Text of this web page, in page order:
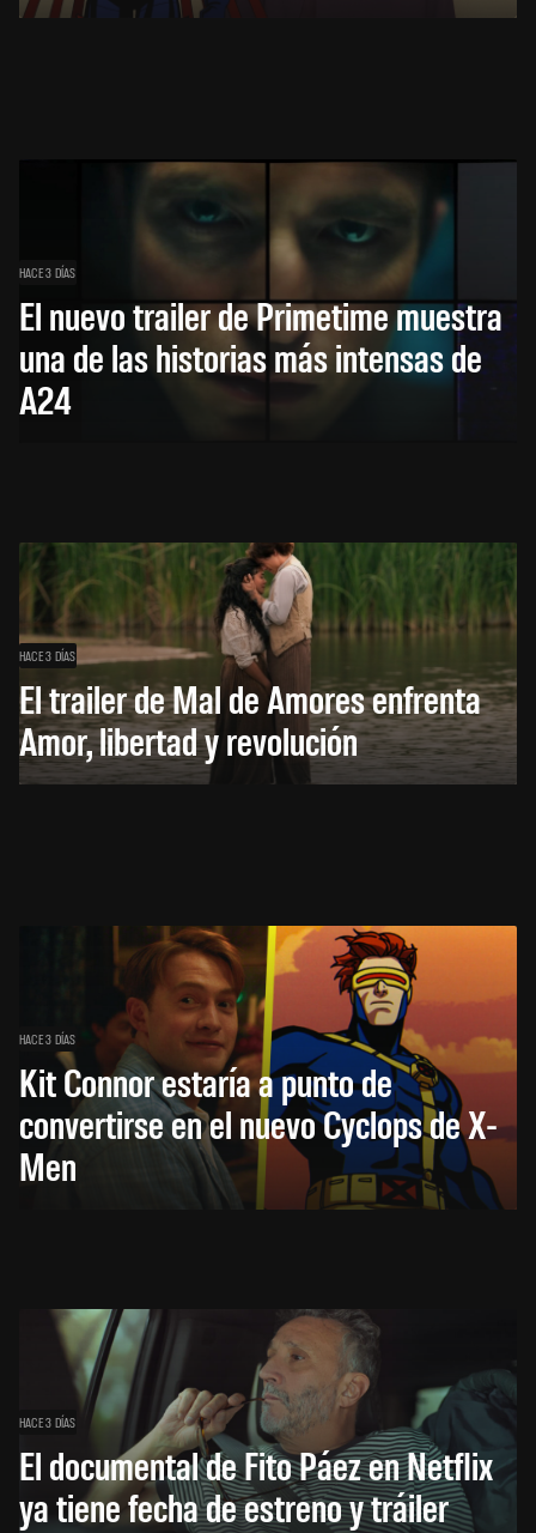
HACE 3 DÍAS
El nuevo trailer de Primetime muestra
una de las historias más intensas de
A24
HACE 3 DÍAS
El trailer de Mal de Amores enfrenta
Amor, libertad y revolución
HACE 3 DÍAS
Kit Connor estaría a punto de
convertirse en el nuevo Cyclops de X-
Men
HACE 3 DÍAS
El documental de Fito Páez en Netflix
ya tiene fecha de estreno y tráiler